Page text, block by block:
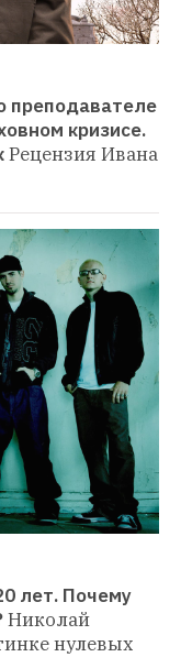
преподавателе
кризисе.
Рецензия Ивана
лет. Почему
Николай
нулевых